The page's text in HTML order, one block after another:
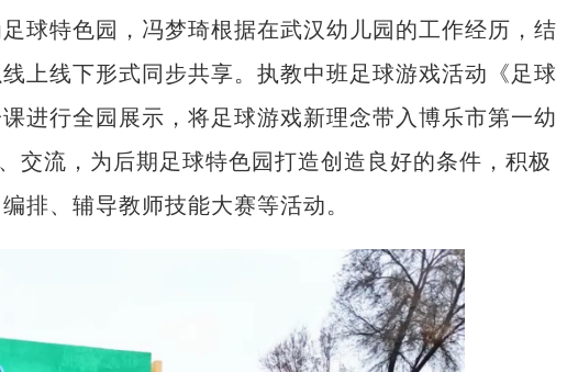
特色园，冯梦琦根据在武汉幼儿园的工作经历，结
上线下形式同步共享。执教中班足球游戏活动《足球
进行全园展示，将足球游戏新理念带入博乐市第一幼
交流，为后期足球特色园打造创造良好的条件，积极
排、辅导教师技能大赛等活动。